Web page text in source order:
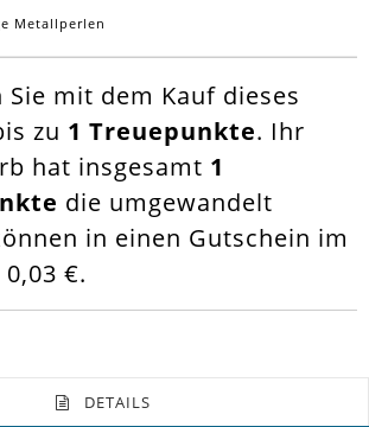
Metallperlen
Sie mit dem Kauf dieses
zu 1 Treuepunkte. Ihr
hat insgesamt 1
die umgewandelt
in einen Gutschein im
0,03 €.
DETAILS